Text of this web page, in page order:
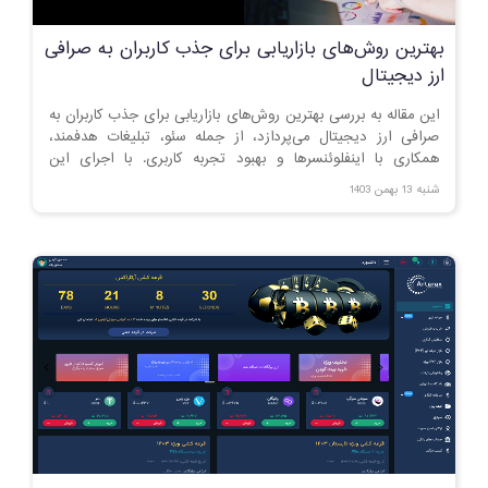
بهترین روش‌های بازاریابی برای جذب کاربران به صرافی
ارز دیجیتال
این مقاله به بررسی بهترین روش‌های بازاریابی برای جذب کاربران به
صرافی ارز دیجیتال می‌پردازد، از جمله سئو، تبلیغات هدفمند،
همکاری با اینفلوئنسرها و بهبود تجربه کاربری. با اجرای این
استراتژی‌ها، می‌توانید تعداد کاربران و میزان تعامل را افزایش دهید.
شنبه 13 بهمن 1403